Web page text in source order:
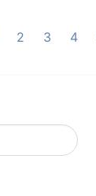
2 3 4